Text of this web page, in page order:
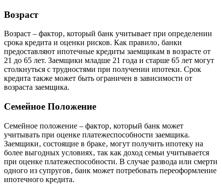
Возраст
Возраст – фактор‚ который банк учитывает при определении
срока кредита и оценки рисков. Как правило‚ банки
предоставляют ипотечные кредиты заемщикам в возрасте от
21 до 65 лет. Заемщики младше 21 года и старше 65 лет могут
столкнуться с трудностями при получении ипотеки. Срок
кредита также может быть ограничен в зависимости от
возраста заемщика.
Семейное Положение
Семейное положение – фактор‚ который банк может
учитывать при оценке платежеспособности заемщика.
Заемщики‚ состоящие в браке‚ могут получить ипотеку на
более выгодных условиях‚ так как доход семьи учитывается
при оценке платежеспособности. В случае развода или смерти
одного из супругов‚ банк может потребовать переоформление
ипотечного кредита.